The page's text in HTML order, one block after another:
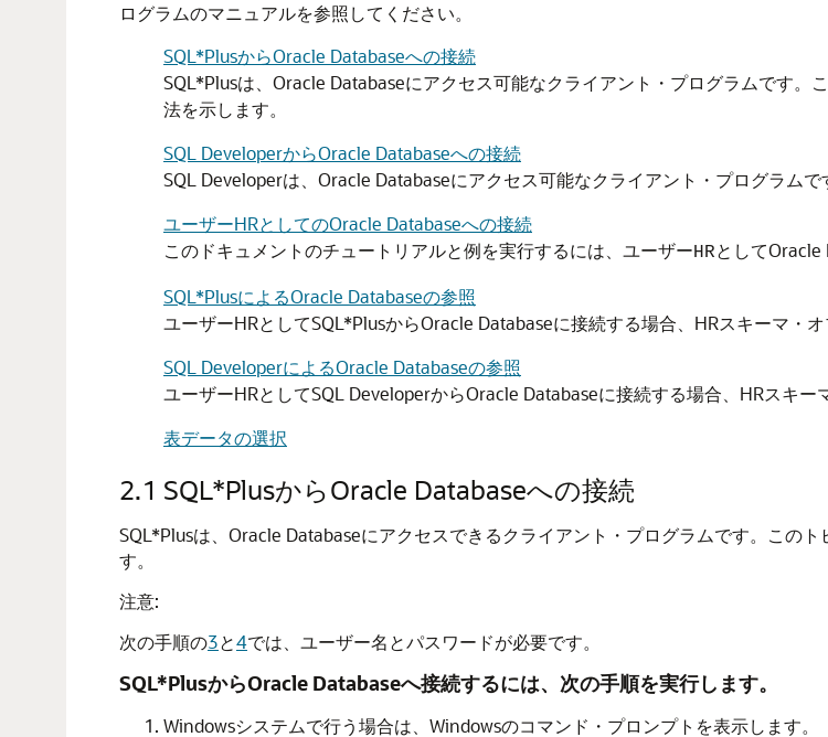
ログラムのマニュアルを参照してください。
SQL*PlusからOracle Databaseへの接続
SQL*Plusは、Oracle Databaseにアクセス可能なクライアント・プログラムです
法を示します。
SQL DeveloperからOracle Databaseへの接続
SQL Developerは、Oracle Databaseにアクセス可能なクライアント・プログラムで
ユーザーHRとしてのOracle Databaseへの接続
このドキュメントのチュートリアルと例を実行するには、ユーザーHRとしてOracle
SQL*PlusによるOracle Databaseの参照
ユーザーHRとしてSQL*PlusからOracle Databaseに接続する場合、HRスキーマ・
SQL DeveloperによるOracle Databaseの参照
ユーザーHRとしてSQL DeveloperからOracle Databaseに接続する場合、HRスキー
表データの選択
2.1 SQL*PlusからOracle Databaseへの接続
SQL*Plusは、Oracle Databaseにアクセスできるクライアント・プログラムです。この
す。
注意:
次の手順の3と4では、ユーザー名とパスワードが必要です。
SQL*PlusからOracle Databaseへ接続するには、次の手順を実行します。
Windowsシステムで行う場合は、Windowsのコマンド・プロンプトを表示します。